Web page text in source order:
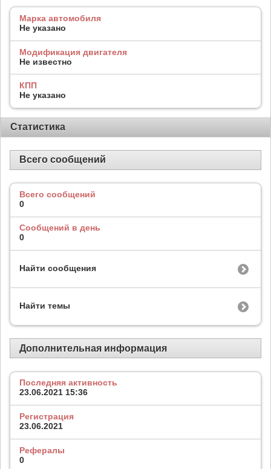
Марка автомобиля
Не указано
Модификация двигателя
Не известно
КПП
Не указано
Статистика
Всего сообщений
Всего сообщений
0
Сообщений в день
0
Найти сообщения
Найти темы
Дополнительная информация
Последняя активность
23.06.2021 15:36
Регистрация
23.06.2021
Рефералы
0